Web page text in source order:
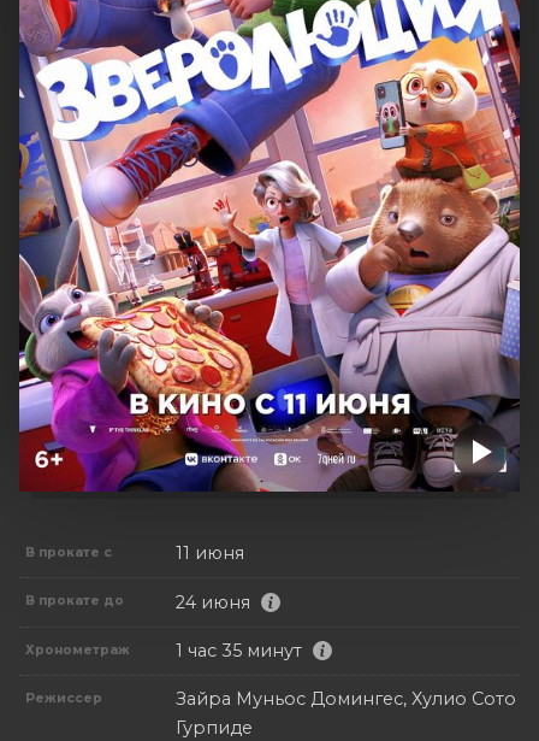
В прокате с 11 июня
В прокате до 24 июня
Хронометраж 1 час 35 минут
Режиссер
Зайра Муньос Домингес, Хулио Сото
Гурпиде